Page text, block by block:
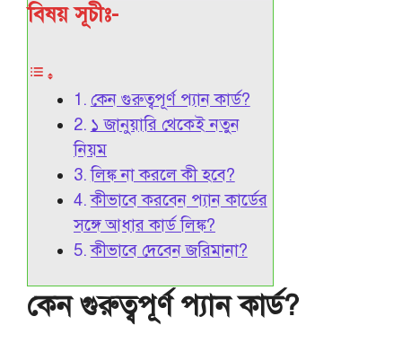
বিষয় সূচীঃ-
কেন গুরুত্বপূর্ণ প্যান কার্ড?
১ জানুয়ারি থেকেই নতুন
নিয়ম
লিঙ্ক না করলে কী হবে?
কীভাবে করবেন প্যান কার্ডের
সঙ্গে আধার কার্ড লিঙ্ক?
কীভাবে দেবেন জরিমানা?
কেন গুরুত্বপূর্ণ প্যান কার্ড?